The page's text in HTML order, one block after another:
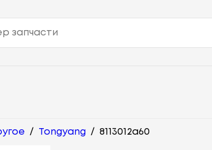
/ Tongyang / 8113012a60